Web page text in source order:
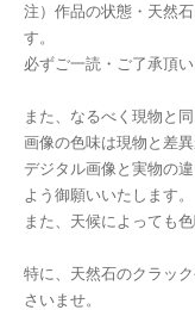
注）作品の状態・天然
す。
必ずご一読・ご了承頂
また、なるべく現物と
画像の色味は現物と差
デジタル画像と実物の
よう御願いいたします。
また、天候によっても
特に、天然石のクラッ
さいませ。